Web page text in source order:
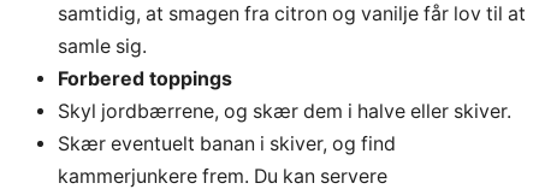
samtidig, at smagen fra citron og vanilje får lov til at
samle sig.
Forbered toppings
Skyl jordbærrene, og skær dem i halve eller skiver.
Skær eventuelt banan i skiver, og find
kammerjunkere frem. Du kan servere